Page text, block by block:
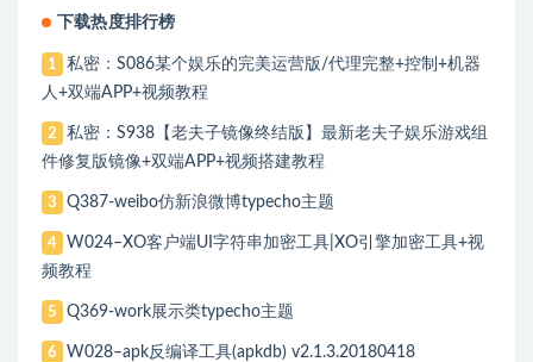
下载热度排行榜
1
私密：S086某个娱乐的完美运营版/代理完整+控制+机器
人+双端APP+视频教程
2
私密：S938【老夫子镜像终结版】最新老夫子娱乐游戏组
件修复版镜像+双端APP+视频搭建教程
3 Q387-weibo仿新浪微博typecho主题
4
W024–XO客户端UI字符串加密工具|XO引擎加密工具+视
频教程
5 Q369-work展示类typecho主题
6 W028–apk反编译工具(apkdb) v2.1.3.20180418